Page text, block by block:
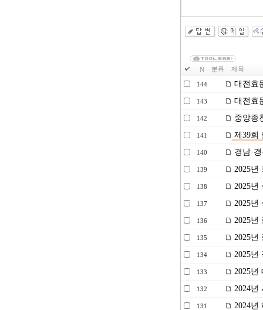
N 분류 제목
144 대전효
143 대전효
142 중앙종
141 제39회
140 경남·
139 2025년
138 2025년
137 2025년
136 2025년
135 2025년
134 2025년
133 2025년
132 2024년
131 2024년